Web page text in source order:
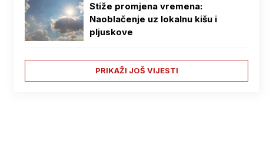
Stiže promjena vremena:
Naoblačenje uz lokalnu kišu i
pljuskove
PRIKAŽI JOŠ VIJESTI